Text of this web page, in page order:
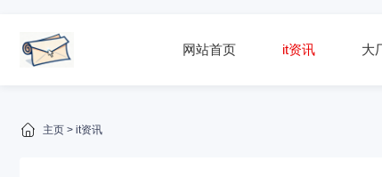
网站首页 it资讯 大
主页 > it资讯